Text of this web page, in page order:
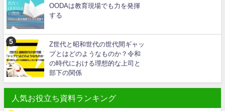
OODAは教育現場でも力を発揮
する
Z世代と昭和世代の世代間ギャッ
プとはどのようなものか？令和
の時代における理想的な上司と
部下の関係
人気お役立ち資料ランキング